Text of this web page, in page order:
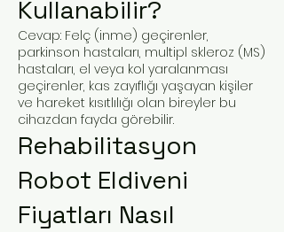
Kullanabilir?
Cevap: Felç (inme) geçirenler,
parkinson hastaları, multipl skleroz (MS)
hastaları, el veya kol yaralanması
geçirenler, kas zayıflığı yaşayan kişiler
ve hareket kısıtlılığı olan bireyler bu
cihazdan fayda görebilir.
Rehabilitasyon
Robot Eldiveni
Fiyatları Nasıl